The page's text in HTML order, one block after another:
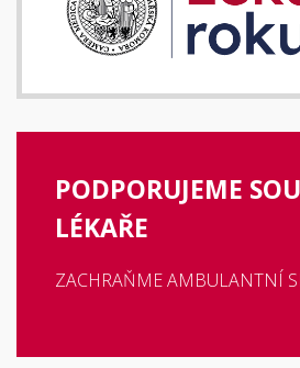
PODPORUJEME
LÉKAŘE
ZACHRAŇME AMBULANTNÍ